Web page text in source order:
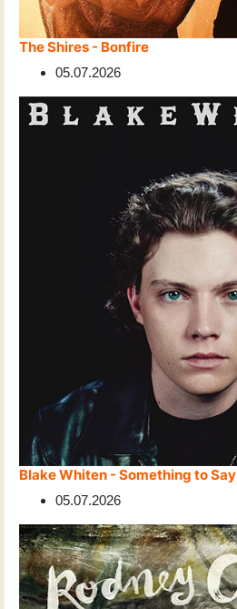
The Shires - Bonfire
05.07.2026
Blake Whiten - Something to Say
05.07.2026